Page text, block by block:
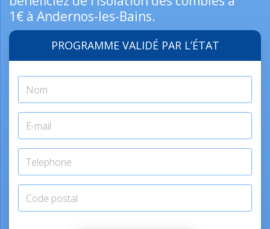
1€ à Andernos-les-Bains.
PROGRAMME VALIDÉ PAR L’ÉTAT